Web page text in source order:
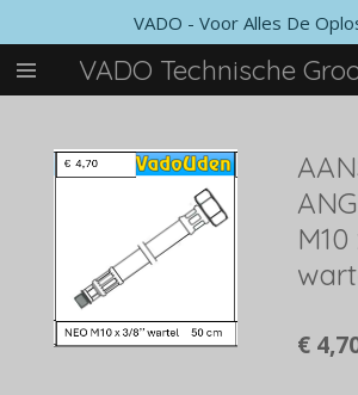
direct
naar
de
VADO Technische
VADO - Voor Alles De
€